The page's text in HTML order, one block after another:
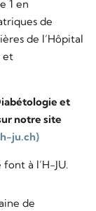
1 en
de
de l’Hôpital
et
et
notre site
ju.ch)
à l’H-JU.
de